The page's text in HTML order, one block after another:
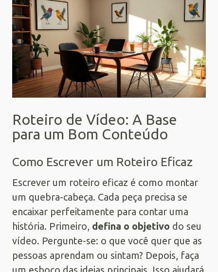
Roteiro de Vídeo: A Base
para um Bom Conteúdo
Como Escrever um Roteiro Eficaz
Escrever um roteiro eficaz é como montar
um quebra-cabeça. Cada peça precisa se
encaixar perfeitamente para contar uma
história. Primeiro, defina o objetivo do seu
vídeo. Pergunte-se: o que você quer que as
pessoas aprendam ou sintam? Depois, faça
um esboço das ideias principais. Isso ajudará